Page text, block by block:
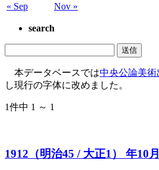
« Sep Nov »
search
本データベースでは中央公論美術
し現行の字体に改めました。
1件中 1 ～ 1
1912（明治45 / 大正1） 年10